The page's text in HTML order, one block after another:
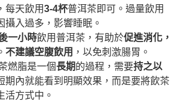
每天飲用3-4杯普洱茶即可。過量飲用
攝入過多，影響睡眠。
一小時飲用普洱茶，有助於促進消化，
不建議空腹飲用 ，以免刺激腸胃。
燃脂是一個長期的過程，需要持之以
期內就能看到明顯效果，而是要將飲茶
活方式中。